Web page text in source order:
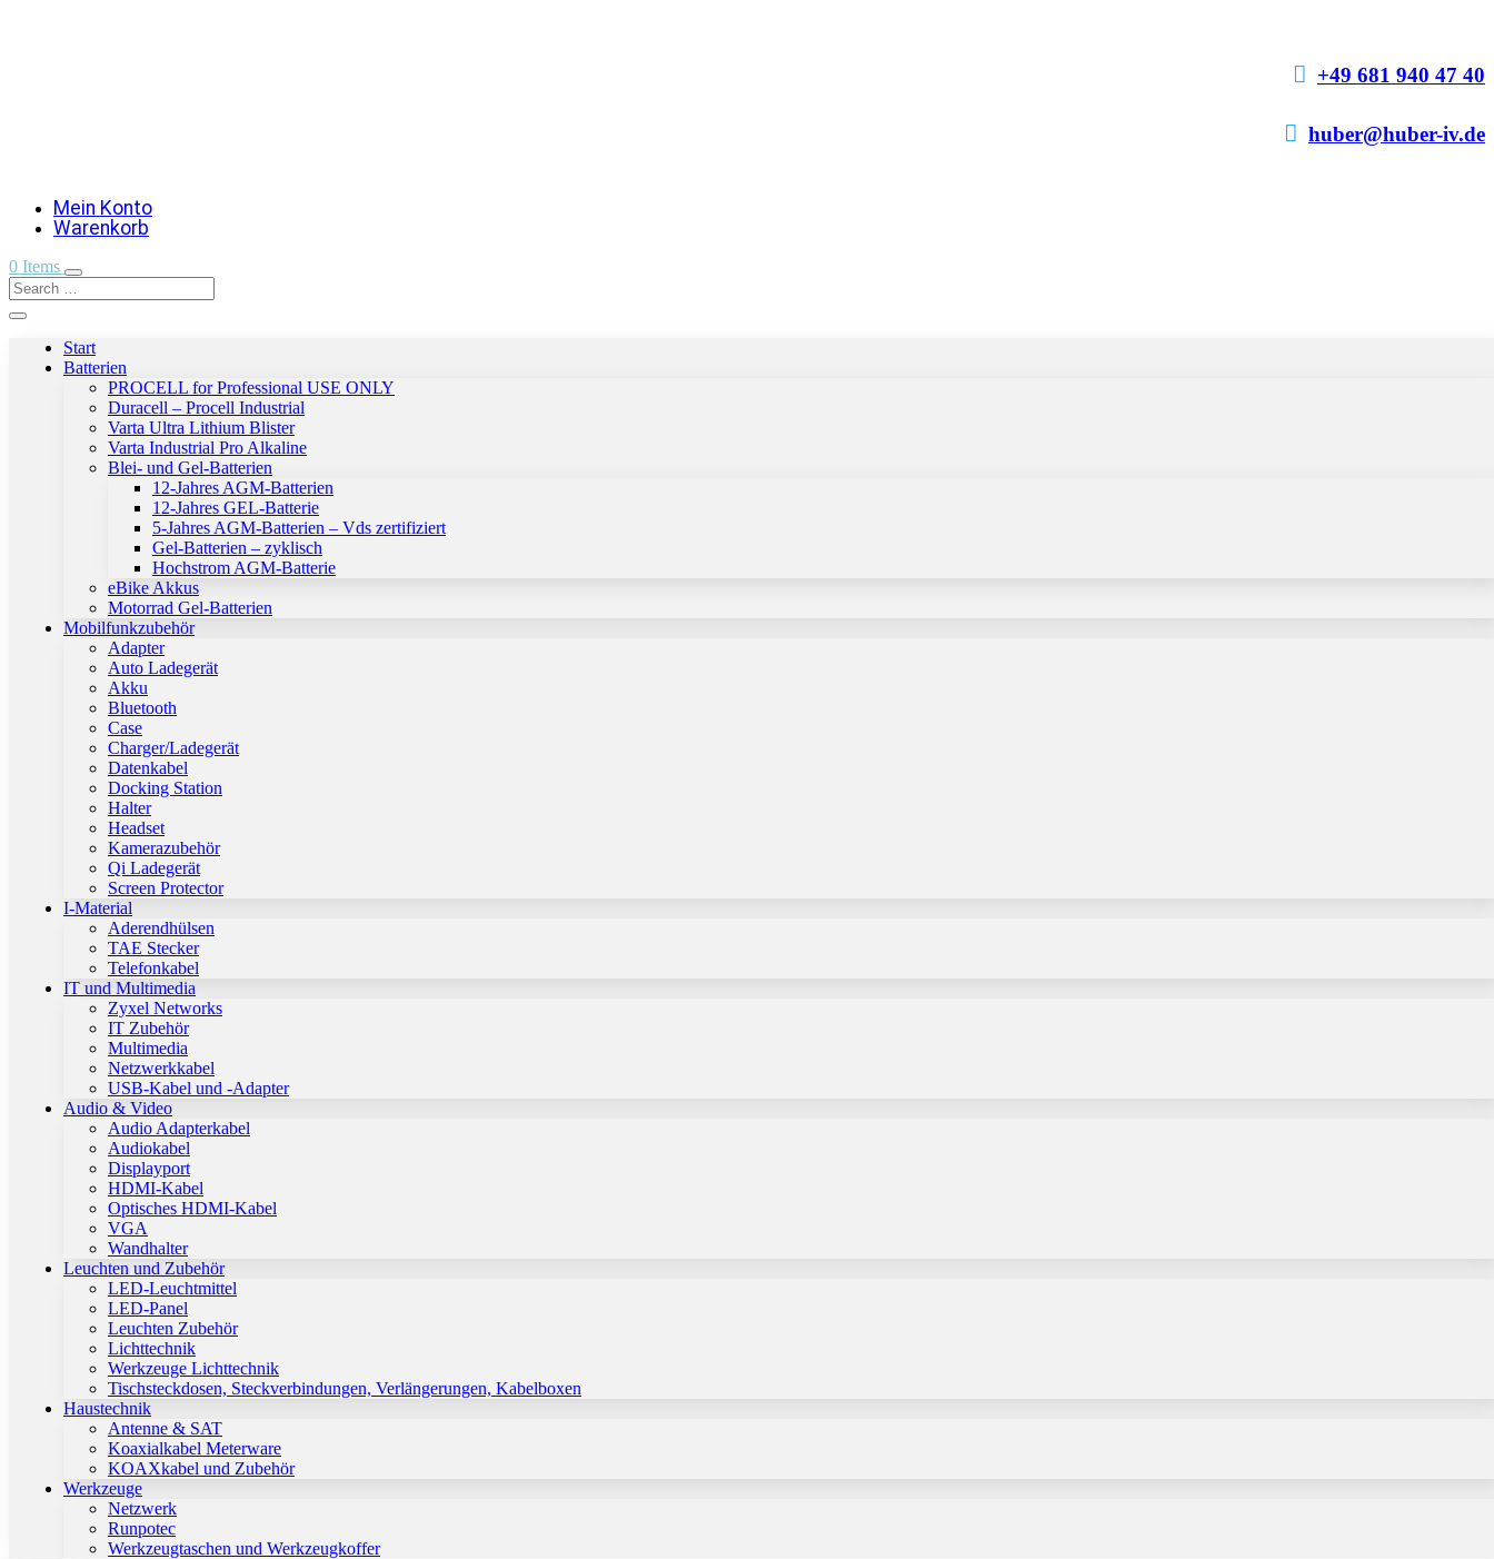
 +49 681 940 47 40
 huber@huber-iv.de
Mein Konto
Warenkorb
0 Items
Start
Batterien
PROCELL for Professional USE ONLY
Duracell – Procell Industrial
Varta Ultra Lithium Blister
Varta Industrial Pro Alkaline
Blei- und Gel-Batterien
12-Jahres AGM-Batterien
12-Jahres GEL-Batterie
5-Jahres AGM-Batterien – Vds zertifiziert
Gel-Batterien – zyklisch
Hochstrom AGM-Batterie
eBike Akkus
Motorrad Gel-Batterien
Mobilfunkzubehör
Adapter
Auto Ladegerät
Akku
Bluetooth
Case
Charger/Ladegerät
Datenkabel
Docking Station
Halter
Headset
Kamerazubehör
Qi Ladegerät
Screen Protector
I-Material
Aderendhülsen
TAE Stecker
Telefonkabel
IT und Multimedia
Zyxel Networks
IT Zubehör
Multimedia
Netzwerkkabel
USB-Kabel und -Adapter
Audio & Video
Audio Adapterkabel
Audiokabel
Displayport
HDMI-Kabel
Optisches HDMI-Kabel
VGA
Wandhalter
Leuchten und Zubehör
LED-Leuchtmittel
LED-Panel
Leuchten Zubehör
Lichttechnik
Werkzeuge Lichttechnik
Tischsteckdosen, Steckverbindungen, Verlängerungen, Kabelboxen
Haustechnik
Antenne & SAT
Koaxialkabel Meterware
KOAXkabel und Zubehör
Werkzeuge
Netzwerk
Runpotec
Werkzeugtaschen und Werkzeugkoffer